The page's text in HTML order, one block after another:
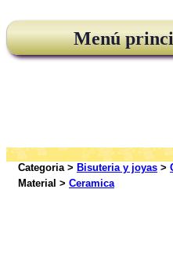
Menú
Categoria > Bisuteria y joyas >
Material > Ceramica